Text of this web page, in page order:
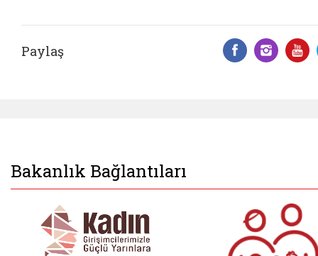
Paylaş
Bakanlık Bağlantıları